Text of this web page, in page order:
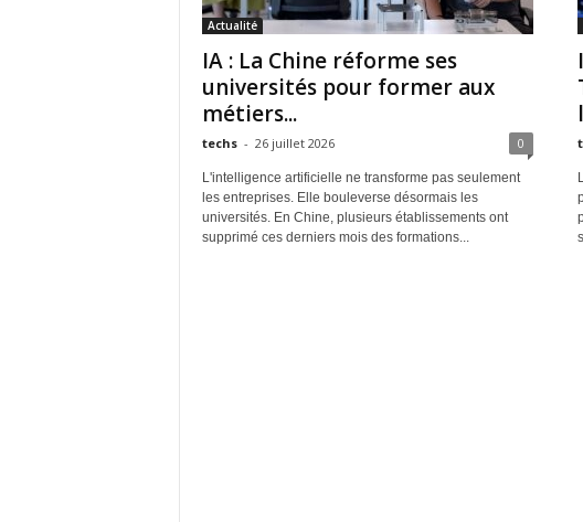
Actualité
IA : La Chine réforme ses
universités pour former aux
métiers...
techs - 26 juillet 2026 0
L'intelligence artificielle ne transforme pas seulement
les entreprises. Elle bouleverse désormais les
universités. En Chine, plusieurs établissements ont
supprimé ces derniers mois des formations...